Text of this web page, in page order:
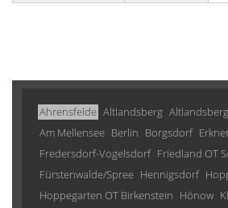
Ahrensfelde Altlandsberg
Am Mellensee Berlin Borgsdorf
Fredersdorf-Vogelsdorf Friedland OT
Fürstenwalde/Spree Hennigsdorf
Hoppegarten OT Birkenstein Hönow